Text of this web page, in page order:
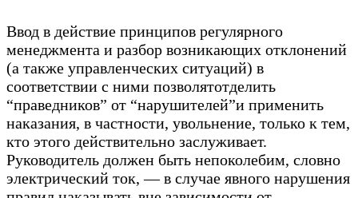
Ввод в действие принципов регулярного
менеджмента и разбор возникающих отклонений
(а также управленческих ситуаций) в
соответствии с ними позволятотделить
“праведников” от “нарушителей”и применить
наказания, в частности, увольнение, только к тем,
кто этого действительно заслуживает.
Руководитель должен быть непоколебим, словно
электрический ток, — в случае явного нарушения